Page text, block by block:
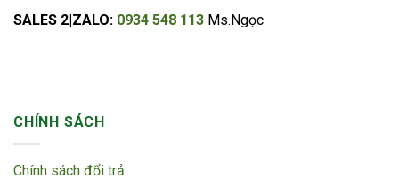
SALES 2|ZALO: 0934 548 113 Ms.Ngọc
CHÍNH SÁCH
Chính sách đổi trả